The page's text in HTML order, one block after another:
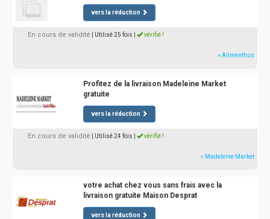
vers la réduction
En cours de validité | Utilisé 25 fois vérifié !
» Alimenthus
Profitez de la livraison Madeleine Market
gratuite
vers la réduction
En cours de validité | Utilisé 24 fois vérifié !
» Madeleine Market
votre achat chez vous sans frais avec la
livraison gratuite Maison Desprat
vers la réduction